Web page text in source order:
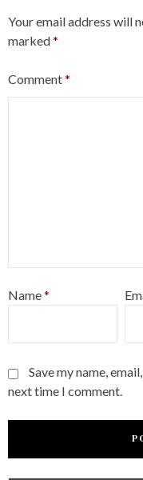
Your email address will
marked*
Comment*
Name*
Save my name,
next time I comment.